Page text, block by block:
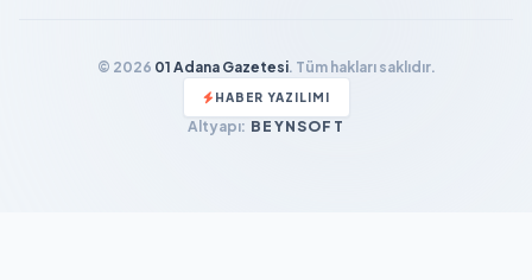
© 2026 01 Adana Gazetesi. Tüm hakları saklıdır.
HABER YAZILIMI
Altyapı: BEYNSOFT